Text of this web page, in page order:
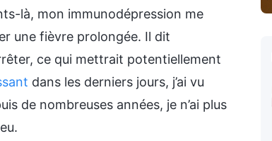
là, mon immunodépression me
une fièvre prolongée. Il dit
ce qui mettrait potentiellement
dans les derniers jours, j’ai vu
de nombreuses années, je n’ai plus